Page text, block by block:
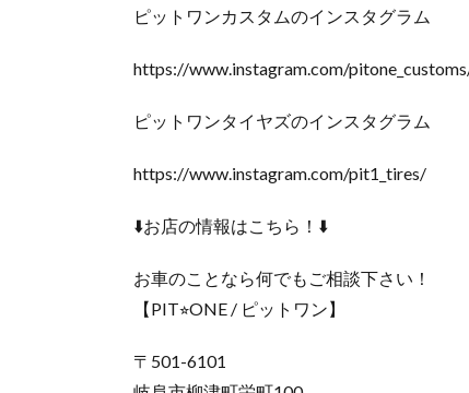
ピットワンカスタムのインスタグラム
https://www.instagram.com/
ピットワンタイヤズのインスタグラム
https://www.instagram.com/pit1_tires/
⬇️お店の情報はこちら！⬇️
お車のことなら何でもご相談下さい！
【PIT⭐︎ONE / ピットワン】
〒501-6101